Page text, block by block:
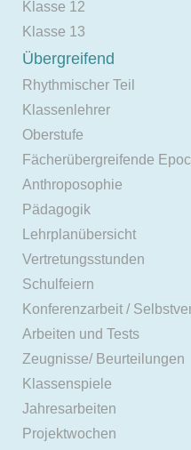
Klasse 12
Klasse 13
Übergreifend
Rhythmischer Teil
Klassenlehrer
Oberstufe
Fächerübergreifende
Anthroposophie
Pädagogik
Lehrplanübersicht
Vertretungsstunden
Schulfeiern
Konferenzarbeit /
Arbeiten und Tests
Zeugnisse/ Beurteilungen
Klassenspiele
Jahresarbeiten
Projektwochen